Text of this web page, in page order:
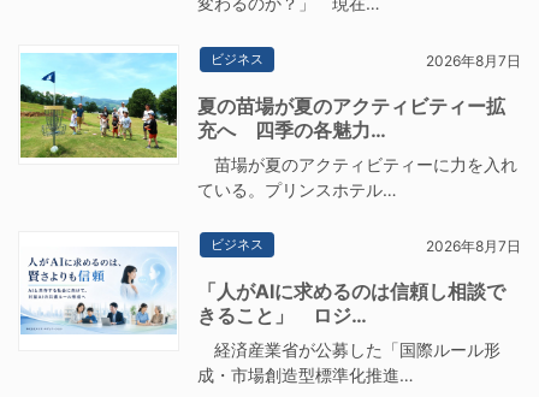
ビジネス 2026年8月7日
夏の苗場が夏のアクティビティー拡
充へ 四季の各魅力…
苗場が夏のアクティビティーに力を入れ
ている。プリンスホテル…
ビジネス 2026年8月7日
「人がAIに求めるのは信頼し相談で
きること」 ロジ…
経済産業省が公募した「国際ルール形
成・市場創造型標準化推進…